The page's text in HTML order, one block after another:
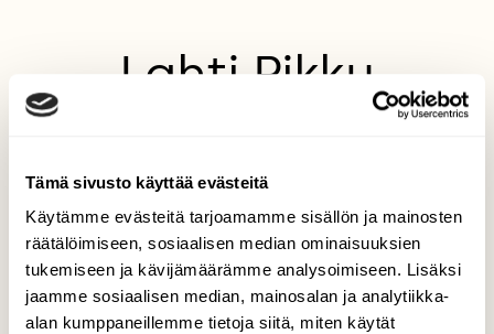
Tämä sivusto käyttää evästeitä
Käytämme evästeitä tarjoamamme sisällön ja mainosten
räätälöimiseen, sosiaalisen median ominaisuuksien
tukemiseen ja kävijämäärämme analysoimiseen. Lisäksi
jaamme sosiaalisen median, mainosalan ja analytiikka-
alan kumppaneillemme tietoja siitä, miten käytät
Lahti Pikku
Green City valaiseen kaunisti puita.
Kuvaaja: Tiina Paakkonen
Kilpailun etusivulle